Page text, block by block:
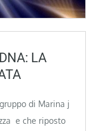
LA
di Marina j
e che riposto